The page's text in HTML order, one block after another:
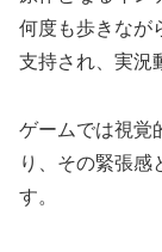
何度も歩きなが
支持され、実況
ゲームでは視覚
り、その緊張感
す。